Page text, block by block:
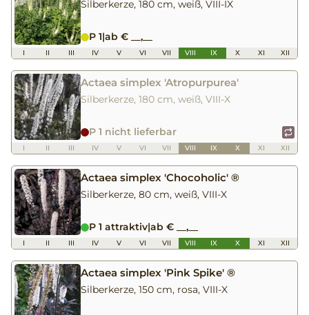
Silberkerze, 180 cm, weiß, VIII-IX
P 1|ab € __,__
I II III IV V VI VII VIII IX X XI XII
Actaea simplex 'Atropurpurea'
Silberkerze, 180 cm, weiß, VIII-X
P 1 nicht lieferbar
I II III IV V VI VII VIII IX X XI XII
Actaea simplex 'Chocoholic' ®
Silberkerze, 80 cm, weiß, VIII-X
P 1 attraktiv|ab € __,__
I II III IV V VI VII VIII IX X XI XII
Actaea simplex 'Pink Spike' ®
Silberkerze, 150 cm, rosa, VIII-X